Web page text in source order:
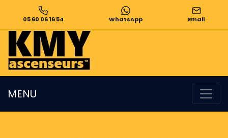
05 60 06 16 54 WhatsApp Email
MENU